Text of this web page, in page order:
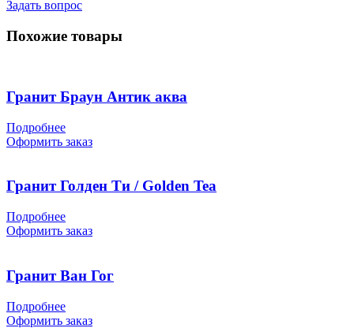
Задать вопрос
Похожие товары
Гранит Браун Антик аква
Подробнее
Оформить заказ
Гранит Голден Ти / Golden Tea
Подробнее
Оформить заказ
Гранит Ван Гог
Подробнее
Оформить заказ